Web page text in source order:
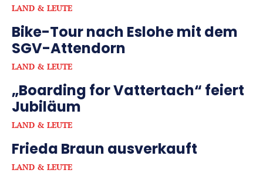
LAND & LEUTE
Bike-Tour nach Eslohe mit dem
SGV-Attendorn
LAND & LEUTE
„Boarding for Vattertach“ feiert
Jubiläum
LAND & LEUTE
Frieda Braun ausverkauft
LAND & LEUTE